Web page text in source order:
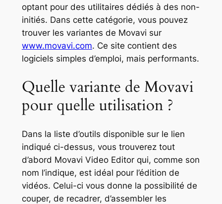
optant pour des utilitaires dédiés à des non-
initiés. Dans cette catégorie, vous pouvez
trouver les variantes de Movavi sur
www.movavi.com. Ce site contient des
logiciels simples d’emploi, mais performants.
Quelle variante de Movavi
pour quelle utilisation ?
Dans la liste d’outils disponible sur le lien
indiqué ci-dessus, vous trouverez tout
d’abord Movavi Video Editor qui, comme son
nom l’indique, est idéal pour l’édition de
vidéos. Celui-ci vous donne la possibilité de
couper, de recadrer, d’assembler les